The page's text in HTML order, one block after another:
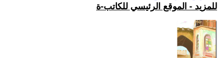
للمزيد - الموقع الرئيسي للكاتب-ة